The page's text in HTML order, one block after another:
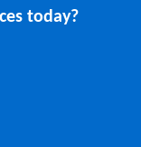
today?